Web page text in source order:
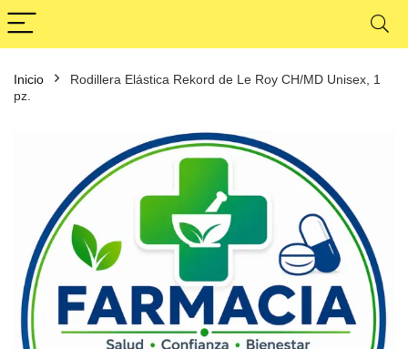
Inicio
Rodillera Elástica Rekord de Le Roy CH/MD Unisex, 1
pz.